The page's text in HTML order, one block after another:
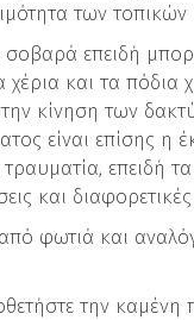
των τοπικών
επειδή
και τα πόδια
κίνηση των
είναι επίσης η
επειδή
και
φωτιά και
την καμένη